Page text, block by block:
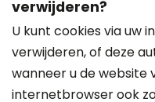
verwijderen?
U kunt cookies via uw
verwijderen, of deze
wanneer u de website
internetbrowser ook